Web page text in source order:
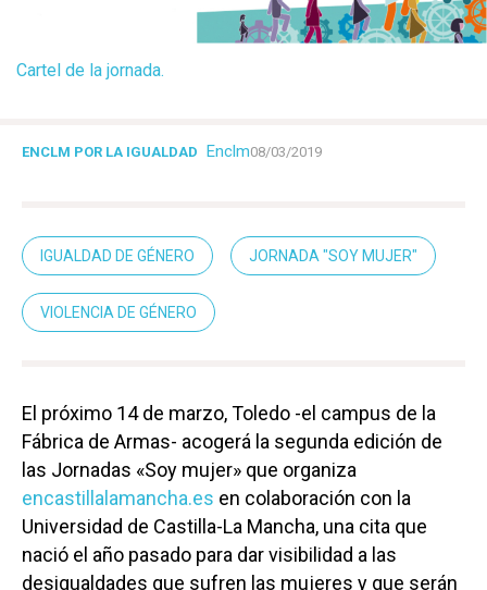
Cartel de la jornada.
ENCLM POR LA IGUALDAD Enclm08/03/2019
IGUALDAD DE GÉNERO JORNADA "SOY MUJER"
VIOLENCIA DE GÉNERO
El próximo 14 de marzo, Toledo -el campus de la
Fábrica de Armas- acogerá la segunda edición de
las Jornadas «Soy mujer» que organiza
encastillalamancha.es en colaboración con la
Universidad de Castilla-La Mancha, una cita que
nació el año pasado para dar visibilidad a las
desigualdades que sufren las mujeres y que serán